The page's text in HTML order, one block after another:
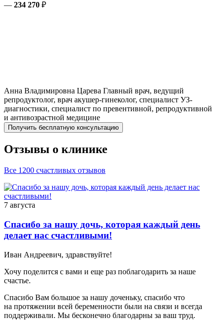
— 234 270 ₽
Анна Владимировна Царева Главный врач, ведущий
репродуктолог, врач акушер-гинеколог, специалист УЗ-
диагностики, специалист по превентивной, репродуктивной
и антивозрастной медицине
Получить бесплатную консультацию
Отзывы о клинике
Все 1200 счастливых отзывов
7 августа
Спасибо за нашу дочь, которая каждый день
делает нас счастливыми!
Иван Андреевич, здравствуйте!
Хочу поделится с вами и еще раз поблагодарить за наше
счастье.
Спасибо Вам большое за нашу доченьку, спасибо что
на протяжении всей беременности были на связи и всегда
поддерживали. Мы бесконечно благодарны за ваш труд.